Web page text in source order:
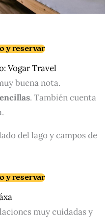
y reservar
Vogar Travel
buena nota.
. También cuenta
del lago y campos de
y reservar
muy cuidadas y